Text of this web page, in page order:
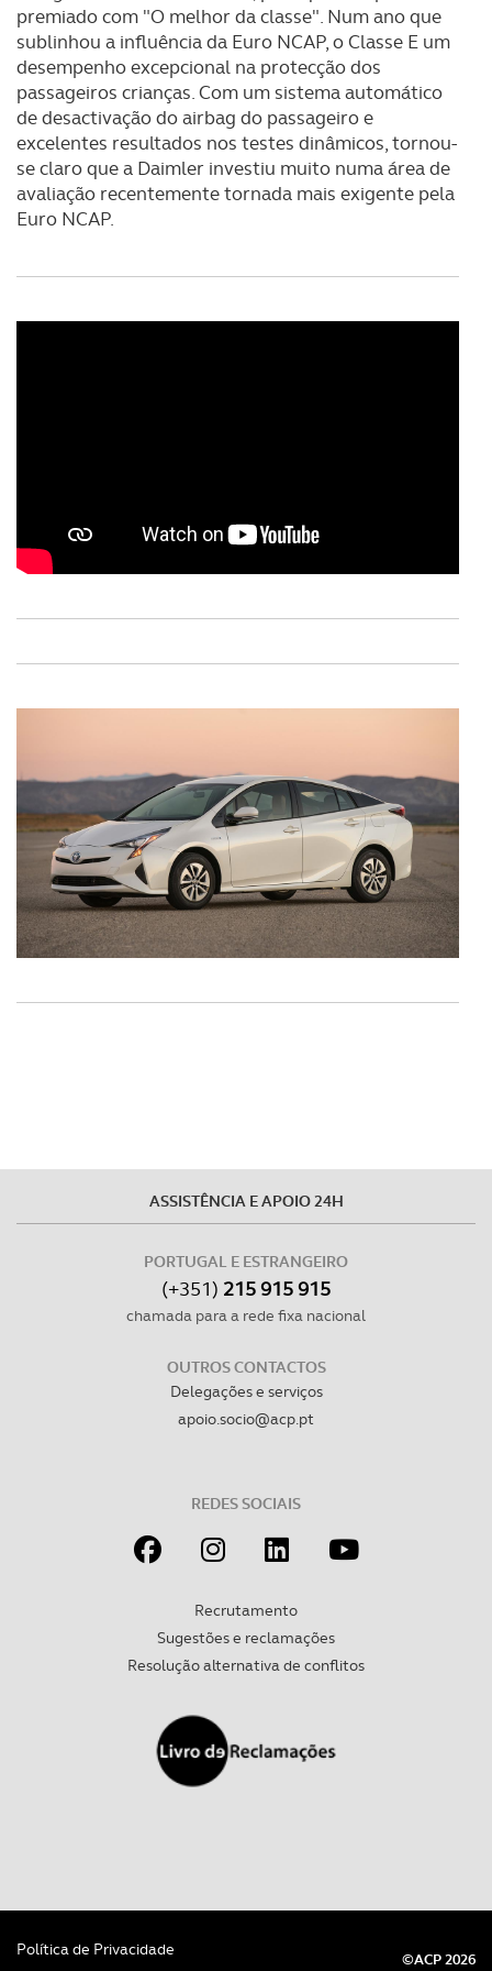
utilização do nosso site de publicidade e de análise, com
parceiros e organizações na UE e em países terceiros.
O ACP garantirá que as transferências internacionais de
dados pessoais serão realizadas apenas com o seu
consentimento e quando tal se afigure estritamente
necessário no contexto dos serviços a prestar.
Realçamos que o bloqueio de certo tipo de Cookies e
experiência de navegação no Website e nos serviços
premiado com "O melhor da classe". Num ano que
sublinhou a influência da Euro NCAP, o Classe E um
desempenho excepcional na protecção dos
passageiros crianças. Com um sistema automático
de desactivação do airbag do passageiro e
excelentes resultados nos testes dinâmicos, tornou-
se claro que a Daimler investiu muito numa área de
avaliação recentemente tornada mais exigente pela
Euro NCAP.
ASSISTÊNCIA E APOIO 24H
PORTUGAL E ESTRANGEIRO
(+351) 215 915 915
chamada para a rede fixa nacional
OUTROS CONTACTOS
Delegações e serviços
apoio.socio@acp.pt
REDES SOCIAIS
Recrutamento
Sugestões e reclamações
Resolução alternativa de conflitos
Política de Privacidade
©ACP 2026